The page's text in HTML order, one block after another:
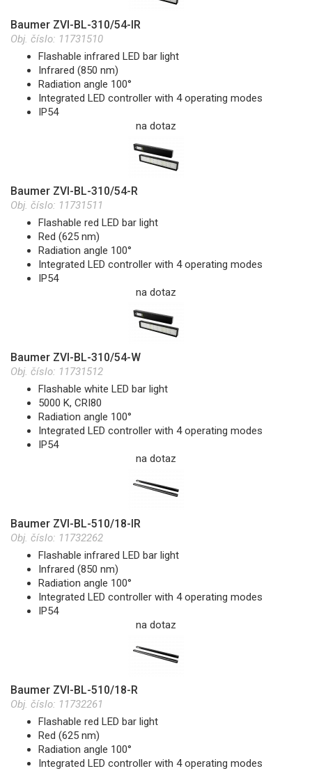
Baumer ZVI-BL-310/54-IR
Obj. číslo: 11731510
Flashable infrared LED bar light
Infrared (850 nm)
Radiation angle 100°
Integrated LED controller with 4 operating modes
IP54
na dotaz
Baumer ZVI-BL-310/54-R
Obj. číslo: 11731511
Flashable red LED bar light
Red (625 nm)
Radiation angle 100°
Integrated LED controller with 4 operating modes
IP54
na dotaz
Baumer ZVI-BL-310/54-W
Obj. číslo: 11731512
Flashable white LED bar light
5000 K, CRI80
Radiation angle 100°
Integrated LED controller with 4 operating modes
IP54
na dotaz
Baumer ZVI-BL-510/18-IR
Obj. číslo: 11732262
Flashable infrared LED bar light
Infrared (850 nm)
Radiation angle 100°
Integrated LED controller with 4 operating modes
IP54
na dotaz
Baumer ZVI-BL-510/18-R
Obj. číslo: 11732261
Flashable red LED bar light
Red (625 nm)
Radiation angle 100°
Integrated LED controller with 4 operating modes